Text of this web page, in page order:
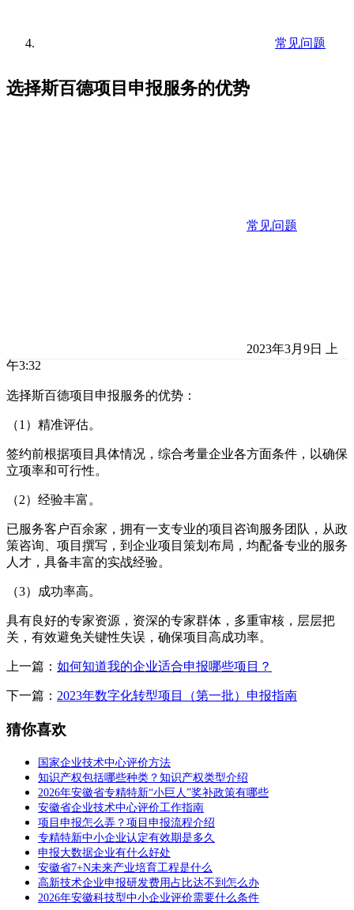
常见问题
选择斯百德项目申报服务的优势
常见问题
2023年3月9日 上
午3:32
选择斯百德项目申报服务的优势：
（1）精准评估。
签约前根据项目具体情况，综合考量企业各方面条件，以确保
立项率和可行性。
（2）经验丰富。
已服务客户百余家，拥有一支专业的项目咨询服务团队，从政
策咨询、项目撰写，到企业项目策划布局，均配备专业的服务
人才，具备丰富的实战经验。
（3）成功率高。
具有良好的专家资源，资深的专家群体，多重审核，层层把
关，有效避免关键性失误，确保项目高成功率。
上一篇： 如何知道我的企业适合申报哪些项目？
下一篇： 2023年数字化转型项目（第一批）申报指南
猜你喜欢
国家企业技术中心评价方法
知识产权包括哪些种类？知识产权类型介绍
2026年安徽省专精特新“小巨人”奖补政策有哪些
安徽省企业技术中心评价工作指南
项目申报怎么弄？项目申报流程介绍
专精特新中小企业认定有效期是多久
申报大数据企业有什么好处
安徽省7+N未来产业培育工程是什么
高新技术企业申报研发费用占比达不到怎么办
2026年安徽科技型中小企业评价需要什么条件